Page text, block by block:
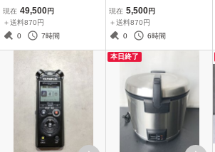
D200 Hi8 Digital8 デジタ
ルビデオカセットレコー
ダー8ミリビデオ 20260
現在 49,500円
＋送料870円
0
7時間
ナソニック KX-HJS200
-W 人感センサー ドアホ
ン 2個まとめ 20260
現在 5,500円
＋送料870円
0
6時間
本日終了